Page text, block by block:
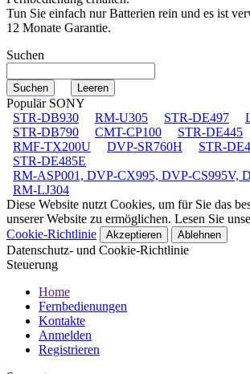
Tun Sie einfach nur Batterien rein und es ist
12 Monate Garantie.
Suchen
Populär SONY
STR-DB930
RM-U305 STR-DE497
STR-DB790
CMT-CP100 STR-DE445
RMF-TX200U
DVP-SR760H STR-
STR-DE485E
RM-ASP001, DVP-CX995, DVP-CS995V,
RM-LJ304
Diese Website nutzt Cookies, um für Sie das
unserer Website zu ermöglichen. Lesen Sie
Cookie-Richtlinie
Akzeptieren Ablehnen
Datenschutz- und Cookie-Richtlinie
Steuerung
Home
Fernbedienungen
Kontakte
Anmelden
Registrieren